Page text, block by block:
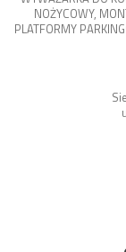
NOŻYCOWY,
PLATFORMY